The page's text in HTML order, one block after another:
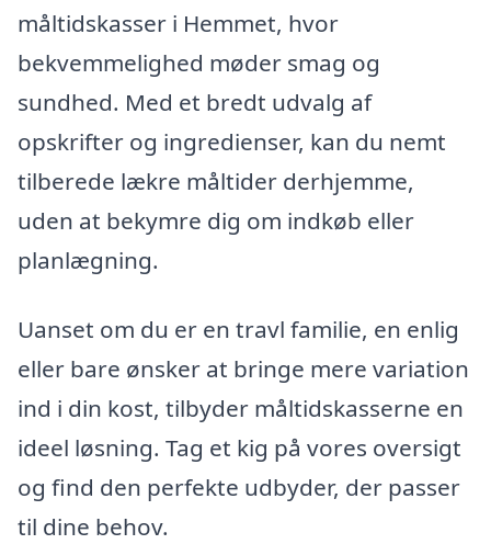
måltidskasser i Hemmet, hvor
bekvemmelighed møder smag og
sundhed. Med et bredt udvalg af
opskrifter og ingredienser, kan du nemt
tilberede lækre måltider derhjemme,
uden at bekymre dig om indkøb eller
planlægning.
Uanset om du er en travl familie, en enlig
eller bare ønsker at bringe mere variation
ind i din kost, tilbyder måltidskasserne en
ideel løsning. Tag et kig på vores oversigt
og find den perfekte udbyder, der passer
til dine behov.